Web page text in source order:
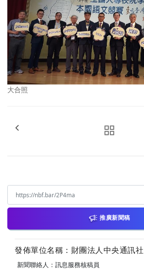
大合照
推廣新聞稿
發佈單位名稱：財團法人中央通訊社
新聞聯絡人：訊息服務核稿員